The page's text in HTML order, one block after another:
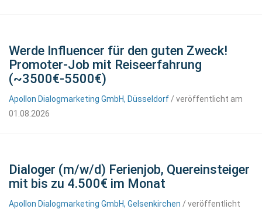
Werde Influencer für den guten Zweck!
Promoter-Job mit Reiseerfahrung
(~3500€-5500€)
Apollon Dialogmarketing GmbH, Düsseldorf / veröffentlicht am
01.08.2026
Dialoger (m/w/d) Ferienjob, Quereinsteiger
mit bis zu 4.500€ im Monat
Apollon Dialogmarketing GmbH, Gelsenkirchen / veröffentlicht